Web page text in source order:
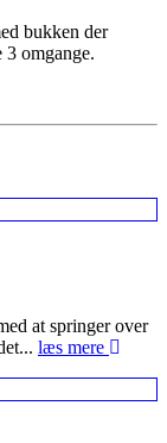
bukken der
3 omgange.
at springer over
læs mere